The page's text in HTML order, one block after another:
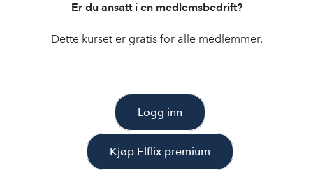
Er du ansatt i en medlemsbedrift?
Dette kurset er gratis for alle medlemmer.
Logg inn
Kjøp Elflix premium